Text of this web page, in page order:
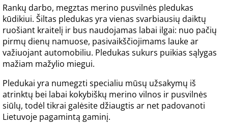
Rankų darbo, megztas merino pusvilnės pledukas
kūdikiui. Šiltas pledukas yra vienas svarbiausių daiktų
ruošiant kraitelį ir bus naudojamas labai ilgai: nuo pačių
pirmų dienų namuose, pasivaikščiojimams lauke ar
važiuojant automobiliu. Pledukas sukurs puikias sąlygas
mažiam mažylio miegui.
Pledukai yra numegzti specialiu mūsų užsakymų iš
atrinktų bei labai kokybiškų merino vilnos ir pusvilnės
siūlų, todėl tikrai galėsite džiaugtis ar net padovanoti
Lietuvoje pagamintą gaminį.